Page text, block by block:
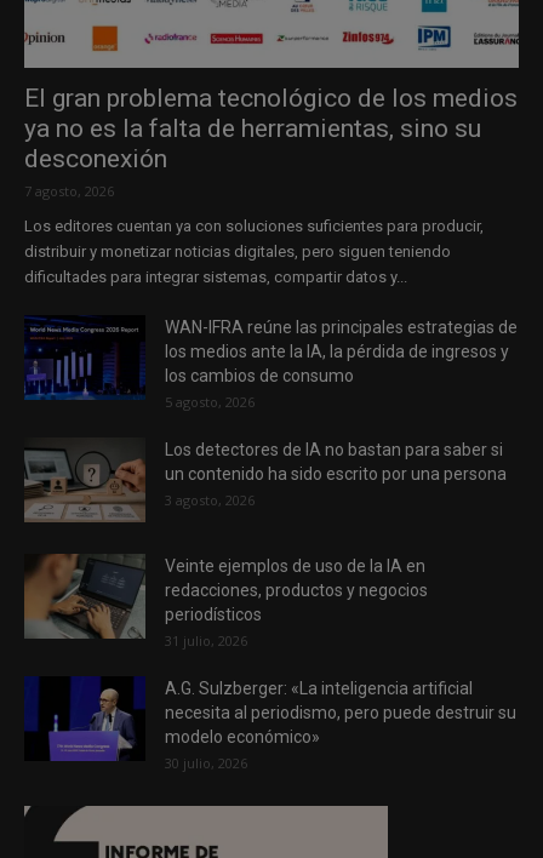
El gran problema tecnológico de los medios
ya no es la falta de herramientas, sino su
desconexión
7 agosto, 2026
Los editores cuentan ya con soluciones suficientes para producir,
distribuir y monetizar noticias digitales, pero siguen teniendo
dificultades para integrar sistemas, compartir datos y...
WAN-IFRA reúne las principales estrategias de
los medios ante la IA, la pérdida de ingresos y
los cambios de consumo
5 agosto, 2026
Los detectores de IA no bastan para saber si
un contenido ha sido escrito por una persona
3 agosto, 2026
Veinte ejemplos de uso de la IA en
redacciones, productos y negocios
periodísticos
31 julio, 2026
A.G. Sulzberger: «La inteligencia artificial
necesita al periodismo, pero puede destruir su
modelo económico»
30 julio, 2026